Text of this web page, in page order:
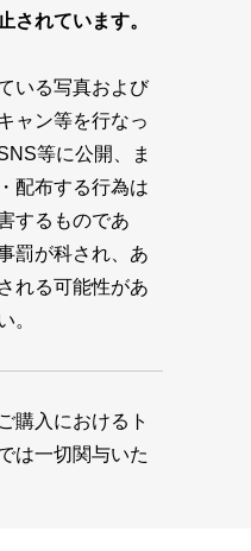
されています。
いる写真および
ャン等を行なっ
等に公開、ま
配布する行為は
するものであ
罰が科され、あ
れる可能性があ
。
購入におけるト
は一切関与いた